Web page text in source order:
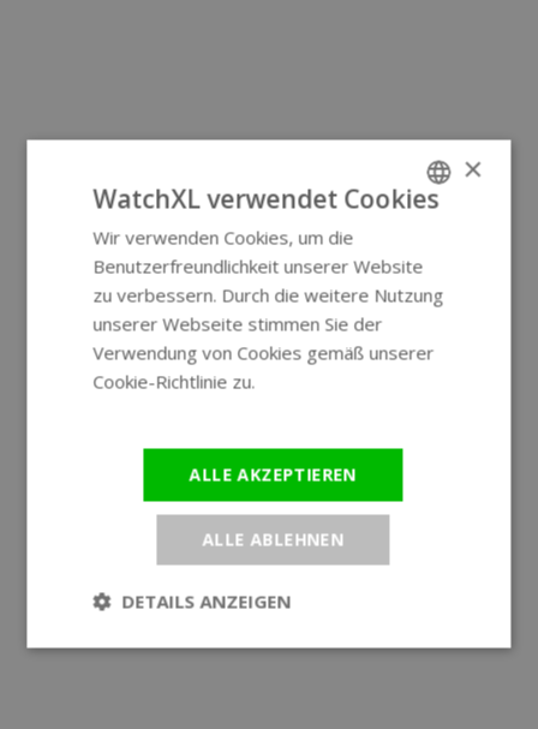
GERMAN
×
WatchXL verwendet Cookies
Wir verwenden Cookies, um die
Benutzerfreundlichkeit unserer Website
zu verbessern. Durch die weitere Nutzung
unserer Webseite stimmen Sie der
Verwendung von Cookies gemäß unserer
Cookie-Richtlinie zu.
ALLE AKZEPTIEREN
ALLE ABLEHNEN
DETAILS ANZEIGEN